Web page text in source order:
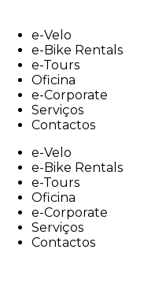
contente-Velo
e-Bike Rentals
e-Tours
Oficina
e-Corporate
Serviços
Contactos
e-Velo
e-Bike Rentals
e-Tours
Oficina
e-Corporate
Serviços
Contactos